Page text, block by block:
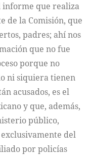
informe que realiza
de la Comisión, que
padres; ahí nos
que no fue
porque no
ni siquiera tienen
acusados, es el
y que, además,
público,
del
por policías